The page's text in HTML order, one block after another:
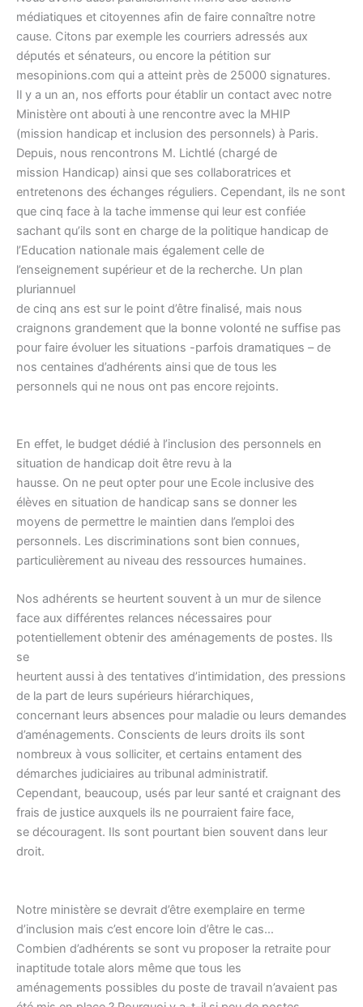
médiatiques et citoyennes afin de faire connaître notre
cause. Citons par exemple les courriers adressés aux
députés et sénateurs, ou encore la pétition sur
mesopinions.com qui a atteint près de 25000 signatures.
Il y a un an, nos efforts pour établir un contact avec notre
Ministère ont abouti à une rencontre avec la MHIP
(mission handicap et inclusion des personnels) à Paris.
Depuis, nous rencontrons M. Lichtlé (chargé de
mission Handicap) ainsi que ses collaboratrices et
entretenons des échanges réguliers. Cependant, ils ne sont
que cinq face à la tache immense qui leur est confiée
sachant qu’ils sont en charge de la politique handicap de
l’Education nationale mais également celle de
l’enseignement supérieur et de la recherche. Un plan
pluriannuel
de cinq ans est sur le point d’être finalisé, mais nous
craignons grandement que la bonne volonté ne suffise pas
pour faire évoluer les situations -parfois dramatiques – de
nos centaines d’adhérents ainsi que de tous les
personnels qui ne nous ont pas encore rejoints.
En effet, le budget dédié à l’inclusion des personnels en
situation de handicap doit être revu à la
hausse. On ne peut opter pour une Ecole inclusive des
élèves en situation de handicap sans se donner les
moyens de permettre le maintien dans l’emploi des
personnels. Les discriminations sont bien connues,
particulièrement au niveau des ressources humaines.
Nos adhérents se heurtent souvent à un mur de silence
face aux différentes relances nécessaires pour
potentiellement obtenir des aménagements de postes. Ils
se
heurtent aussi à des tentatives d’intimidation, des pressions
de la part de leurs supérieurs hiérarchiques,
concernant leurs absences pour maladie ou leurs demandes
d’aménagements. Conscients de leurs droits ils sont
nombreux à vous solliciter, et certains entament des
démarches judiciaires au tribunal administratif.
Cependant, beaucoup, usés par leur santé et craignant des
frais de justice auxquels ils ne pourraient faire face,
se découragent. Ils sont pourtant bien souvent dans leur
droit.
Notre ministère se devrait d’être exemplaire en terme
d’inclusion mais c’est encore loin d’être le cas…
Combien d’adhérents se sont vu proposer la retraite pour
inaptitude totale alors même que tous les
aménagements possibles du poste de travail n’avaient pas